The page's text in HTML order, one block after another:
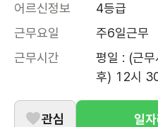
어르신정보
4등급
근무요일
주6일근무
근무시간
평일 : (근
후) 12시
관심 일